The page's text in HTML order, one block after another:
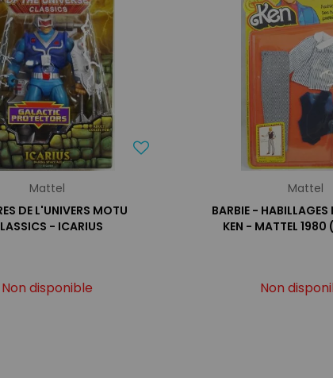
Mattel
DE L'UNIVERS MOTU
- ICARIUS
Non disponible
Mattel
BARBIE - HABILLAGES
KEN - MATTEL 1980
Non